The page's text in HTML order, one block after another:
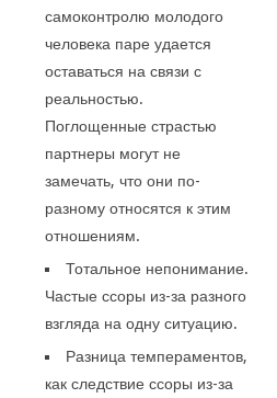
самоконтролю молодого
человека паре удается
оставаться на связи с
реальностью.
Поглощенные страстью
партнеры могут не
замечать, что они по-
разному относятся к этим
отношениям.
Тотальное непонимание.
Частые ссоры из-за разного
взгляда на одну ситуацию.
Разница темпераментов,
как следствие ссоры из-за